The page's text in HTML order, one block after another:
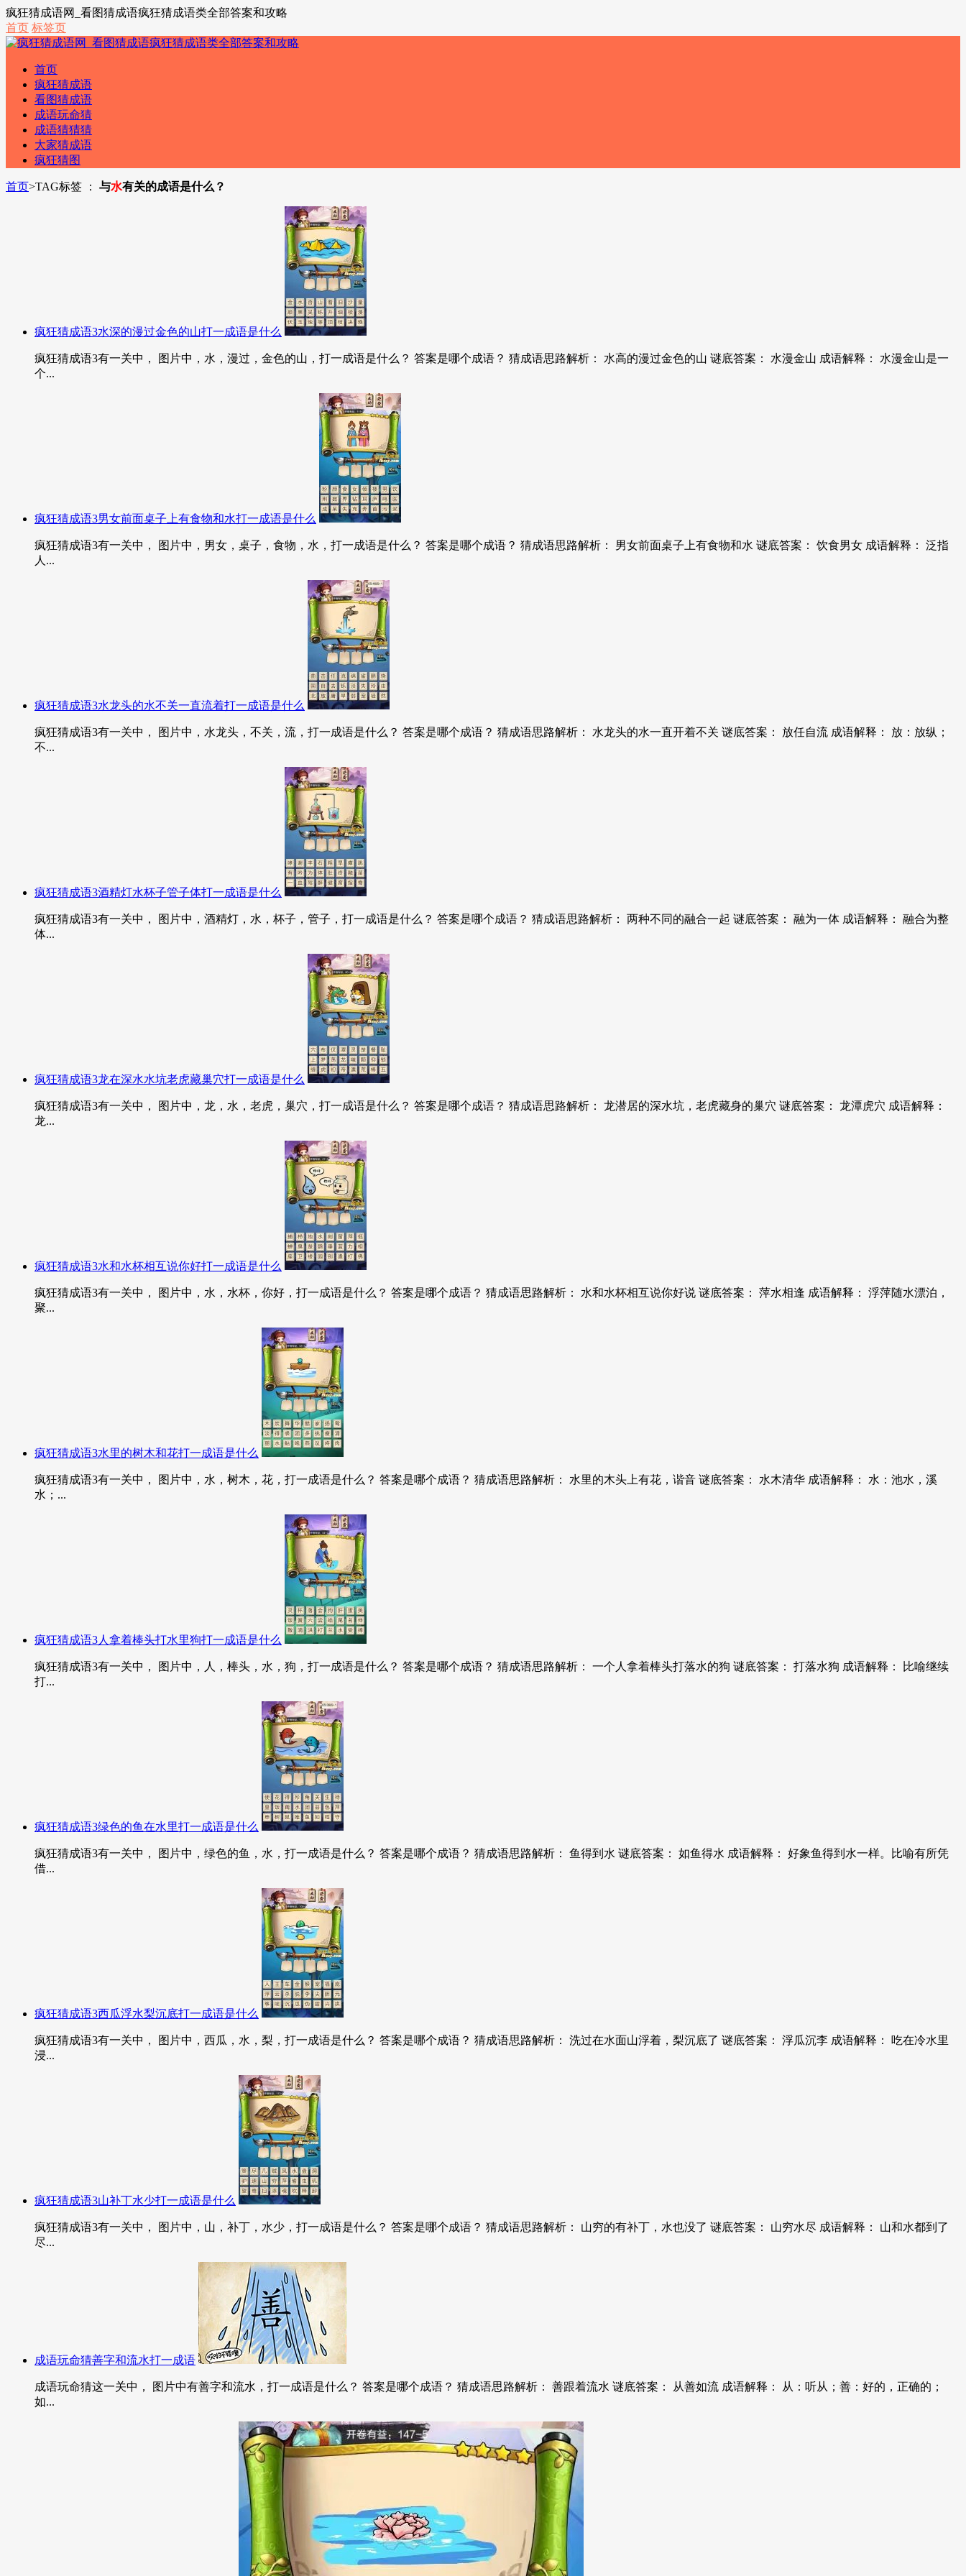
疯狂猜成语网_看图猜成语疯狂猜成语类全部答案和攻略
首页 标签页
首页
疯狂猜成语
看图猜成语
成语玩命猜
成语猜猜猜
大家猜成语
疯狂猜图
首页>TAG标签 ： 与水有关的成语是什么？
疯狂猜成语3水深的漫过金色的山打一成语是什么
疯狂猜成语3有一关中， 图片中，水，漫过，金色的山，打一成语是什么？ 答案是哪个成语？ 猜成语思路解析： 水高的漫过金色的山 谜底答案： 水漫金山 成语解释： 水漫金山是一
个...
疯狂猜成语3男女前面桌子上有食物和水打一成语是什么
疯狂猜成语3有一关中， 图片中，男女，桌子，食物，水，打一成语是什么？ 答案是哪个成语？ 猜成语思路解析： 男女前面桌子上有食物和水 谜底答案： 饮食男女 成语解释： 泛指
人...
疯狂猜成语3水龙头的水不关一直流着打一成语是什么
疯狂猜成语3有一关中， 图片中，水龙头，不关，流，打一成语是什么？ 答案是哪个成语？ 猜成语思路解析： 水龙头的水一直开着不关 谜底答案： 放任自流 成语解释： 放：放纵；
不...
疯狂猜成语3酒精灯水杯子管子体打一成语是什么
疯狂猜成语3有一关中， 图片中，酒精灯，水，杯子，管子，打一成语是什么？ 答案是哪个成语？ 猜成语思路解析： 两种不同的融合一起 谜底答案： 融为一体 成语解释： 融合为整
体...
疯狂猜成语3龙在深水水坑老虎藏巢穴打一成语是什么
疯狂猜成语3有一关中， 图片中，龙，水，老虎，巢穴，打一成语是什么？ 答案是哪个成语？ 猜成语思路解析： 龙潜居的深水坑，老虎藏身的巢穴 谜底答案： 龙潭虎穴 成语解释：
龙...
疯狂猜成语3水和水杯相互说你好打一成语是什么
疯狂猜成语3有一关中， 图片中，水，水杯，你好，打一成语是什么？ 答案是哪个成语？ 猜成语思路解析： 水和水杯相互说你好说 谜底答案： 萍水相逢 成语解释： 浮萍随水漂泊，
聚...
疯狂猜成语3水里的树木和花打一成语是什么
疯狂猜成语3有一关中， 图片中，水，树木，花，打一成语是什么？ 答案是哪个成语？ 猜成语思路解析： 水里的木头上有花，谐音 谜底答案： 水木清华 成语解释： 水：池水，溪
水；...
疯狂猜成语3人拿着棒头打水里狗打一成语是什么
疯狂猜成语3有一关中， 图片中，人，棒头，水，狗，打一成语是什么？ 答案是哪个成语？ 猜成语思路解析： 一个人拿着棒头打落水的狗 谜底答案： 打落水狗 成语解释： 比喻继续
打...
疯狂猜成语3绿色的鱼在水里打一成语是什么
疯狂猜成语3有一关中， 图片中，绿色的鱼，水，打一成语是什么？ 答案是哪个成语？ 猜成语思路解析： 鱼得到水 谜底答案： 如鱼得水 成语解释： 好象鱼得到水一样。比喻有所凭
借...
疯狂猜成语3西瓜浮水梨沉底打一成语是什么
疯狂猜成语3有一关中， 图片中，西瓜，水，梨，打一成语是什么？ 答案是哪个成语？ 猜成语思路解析： 洗过在水面山浮着，梨沉底了 谜底答案： 浮瓜沉李 成语解释： 吃在冷水里
浸...
疯狂猜成语3山补丁水少打一成语是什么
疯狂猜成语3有一关中， 图片中，山，补丁，水少，打一成语是什么？ 答案是哪个成语？ 猜成语思路解析： 山穷的有补丁，水也没了 谜底答案： 山穷水尽 成语解释： 山和水都到了
尽...
成语玩命猜善字和流水打一成语
成语玩命猜这一关中， 图片中有善字和流水，打一成语是什么？ 答案是哪个成语？ 猜成语思路解析： 善跟着流水 谜底答案： 从善如流 成语解释： 从：听从；善：好的，正确的；
如...